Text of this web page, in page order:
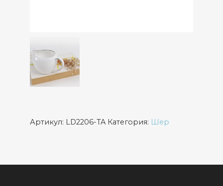
Артикул: LD2206-TA Категория: Шер